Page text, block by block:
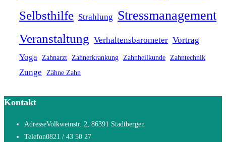
Selbsthilfe Strahlung Stressmanagement
Veranstaltung Verhaltensbarometer Vortrag
Yoga Zahnarzt Zahnerkrankung Zahnheilkunde Zahntechnik
Zunge Zähne Zahn
Kontakt
AdresseVolkweinstr. 2, 86391 Stadtbergen
Telefon0821 / 43 50 27